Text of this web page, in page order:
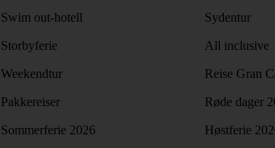
Swim out-hotell
Storbyferie
Weekendtur
Pakkereiser
Sommerferie 2026
Sydentur
All inclusive
Reise Gran
Røde dager
Høstferie